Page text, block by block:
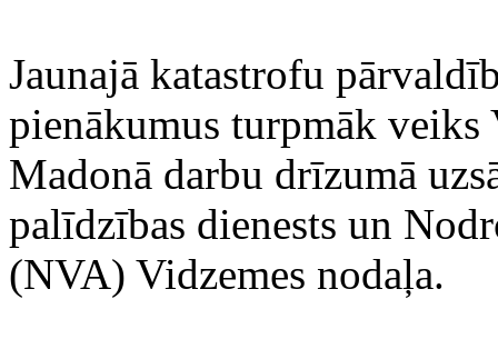
Jaunajā katastrofu
pienākumus turpmāk
Madonā darbu drīzumā
palīdzības dienests un
(NVA) Vidzemes nodaļa.